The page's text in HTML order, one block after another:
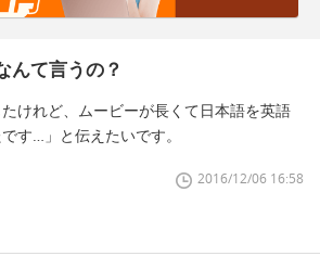
んて言うの？
たけれど、ムービーが長くて日本語を英語
す…」と伝えたいです。
2016/12/06 16:58